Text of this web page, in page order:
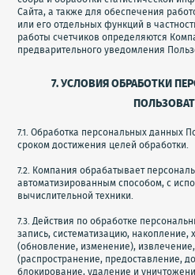
Сайта, а также для обеспечения
или его отдельных функций в
работы счетчиков определяются
предварительного уведомления
7. УСЛОВИЯ ОБРАБОТКИ
7.1. Обработка персональных данных
сроком достижения целей обработки.
7.2. Компания обрабатывает
автоматизированным способом, с
вычислительной техники.
7.3. Действия по обработке
запись, систематизацию, накопление,
(обновление, изменение),
(распространение, предоставление,